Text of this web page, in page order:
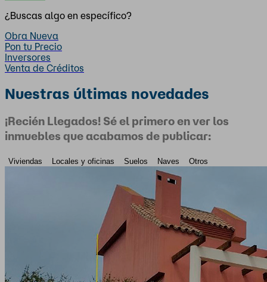
¿Buscas algo en específico?
Obra Nueva
Pon tu Precio
Inversores
Venta de Créditos
Nuestras últimas novedades
¡Recién Llegados! Sé el primero en ver los
inmuebles que acabamos de publicar:
Viviendas Locales y oficinas Suelos Naves Otros